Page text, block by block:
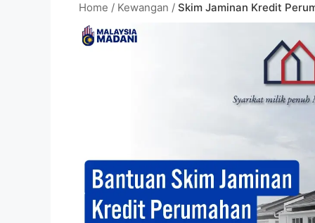
Home / Kewangan / Skim Jaminan Kredit